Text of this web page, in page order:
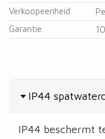
Verkoopeenheid
Garantie
IP44
IP44 beschermt